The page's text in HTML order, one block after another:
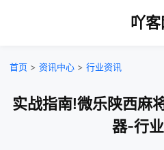
吖客
首页 > 资讯中心 > 行业资讯
实战指南!微乐陕西麻
器-行